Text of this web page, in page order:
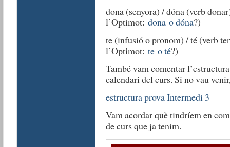
dona (senyora) / dóna (verb
l’Optimot: dona o dóna?)
te (infusió o pronom) / té (verb
l’Optimot: te o té?)
També vam comentar
calendari del curs. Si no vau
estructura prova Intermedi 3
Vam acordar què tindríem en
de curs que ja tenim.